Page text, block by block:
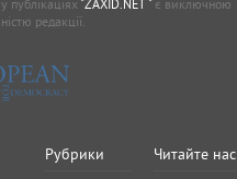
публікаціях "ZAXID.NET "є виключною
редакції.
Рубрики Читайте нас